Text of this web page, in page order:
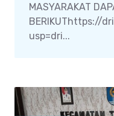
MASYARAKAT
BERIKUThttps://
usp=dri...